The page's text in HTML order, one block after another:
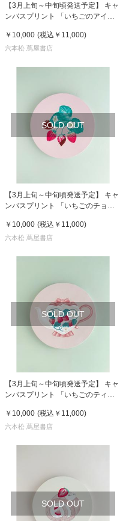
【3月上旬～中旬頃発送予定】 キャ
ンバスプリント 「いちごのアイス
￥10,000 (税込 ￥11,000)
六本松 蔦屋書店
SOLD OUT
【3月上旬～中旬頃発送予定】 キャ
ンバスプリント 「いちごのチョコ
￥10,000 (税込 ￥11,000)
六本松 蔦屋書店
SOLD OUT
【3月上旬～中旬頃発送予定】 キャ
ンバスプリント 「いちごのティー
￥10,000 (税込 ￥11,000)
六本松 蔦屋書店
SOLD OUT